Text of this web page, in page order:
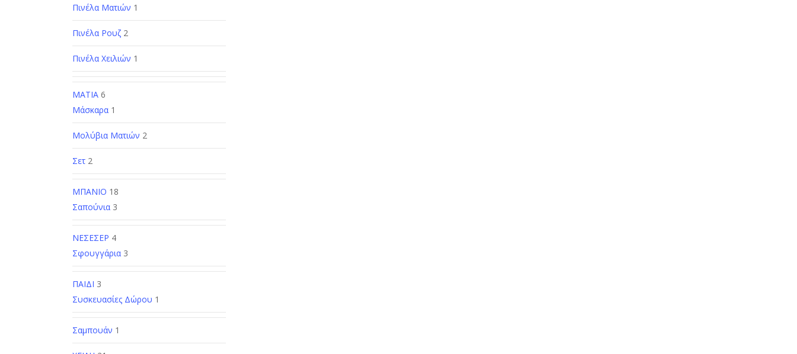
Πινέλα Ματιών 1
Πινέλα Ρουζ 2
Πινέλα Χειλιών 1
ΜΑΤΙΑ 6
Μάσκαρα 1
Μολύβια Ματιών 2
Σετ 2
ΜΠΑΝΙΟ 18
Σαπούνια 3
ΝΕΣΕΣΕΡ 4
Σφουγγάρια 3
ΠΑΙΔΙ 3
Συσκευασίες Δώρου 1
Σαμπουάν 1